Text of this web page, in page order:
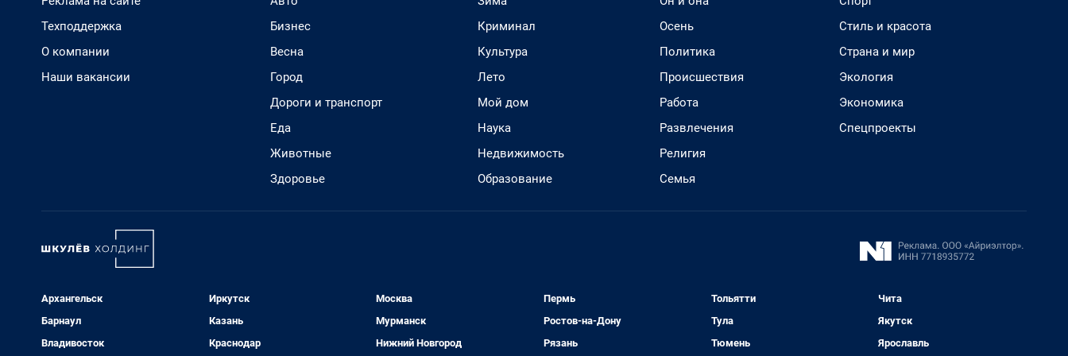
Техподдержка
О компании
Наши вакансии
Бизнес
Весна
Город
Дороги и транспорт
Еда
Животные
Здоровье
Криминал
Культура
Лето
Мой дом
Наука
Недвижимость
Образование
Осень
Политика
Происшествия
Работа
Развлечения
Религия
Семья
Стиль и красота
Страна и мир
Экология
Экономика
Спецпроекты
Архангельск
Барнаул
Владивосток
Иркутск
Казань
Краснодар
Москва
Мурманск
Нижний Новгород
Пермь
Ростов-на-Дону
Рязань
Тольятти
Тула
Тюмень
Чита
Якутск
Ярославль